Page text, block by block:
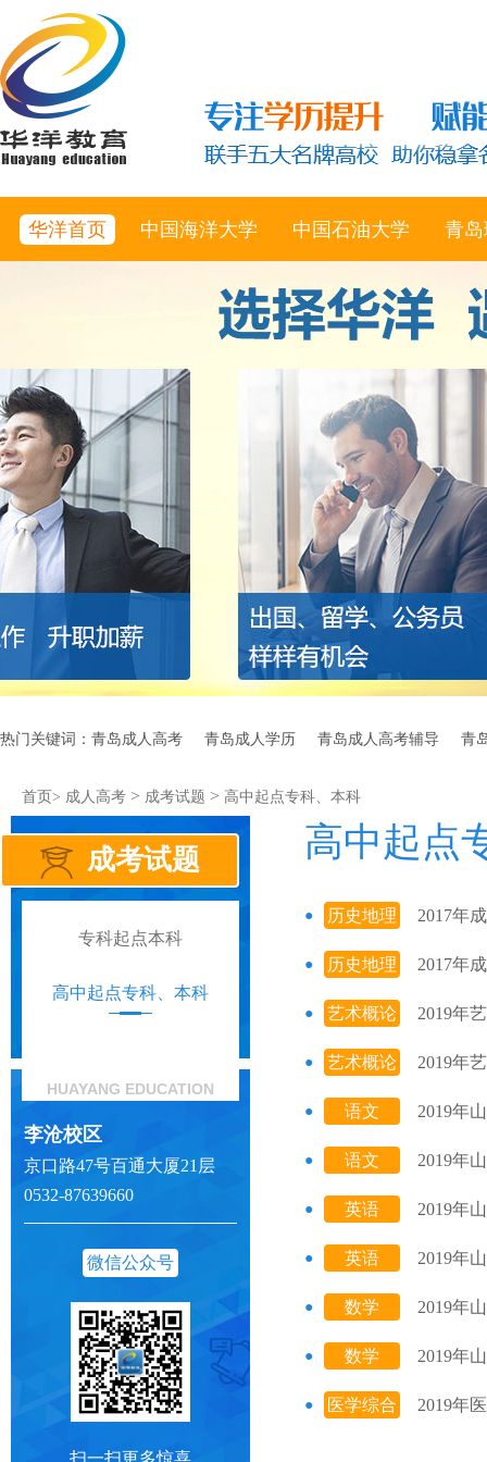
华洋首页 中国海洋大学 中国石油大学 青
热门关键词： 青岛成人高考 青岛成人学历 青岛成人高考辅导 青
首页> 成人高考 > 成考试题 > 高中起点专科、本科
成考试题
专科起点本科
高中起点专科、本科
HUAYANG EDUCATION
李沧校区
京口路47号百通大厦21层
0532-87639660
微信公众号
扫一扫更多惊喜
高中起点
历史地理 2017年
历史地理 2017年
艺术概论 2019年
艺术概论 2019年
语文 2019年
语文 2019年
英语 2019年
英语 2019年
数学
2019年
数学
2019年
医学综合 2019年